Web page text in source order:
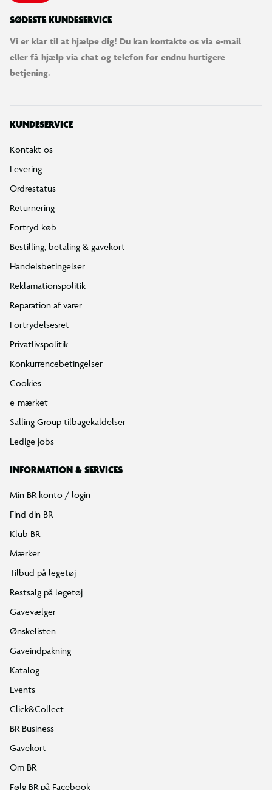
SØDESTE KUNDESERVICE
Vi er klar til at hjælpe dig! Du kan kontakte os via e-mail
eller få hjælp via chat og telefon for endnu hurtigere
betjening.
KUNDESERVICE
Kontakt os
Levering
Ordrestatus
Returnering
Fortryd køb
Bestilling, betaling & gavekort
Handelsbetingelser
Reklamationspolitik
Reparation af varer
Fortrydelsesret
Privatlivspolitik
Konkurrencebetingelser
Cookies
e-mærket
Salling Group tilbagekaldelser
Ledige jobs
INFORMATION & SERVICES
Min BR konto / login
Find din BR
Klub BR
Mærker
Tilbud på legetøj
Restsalg på legetøj
Gavevælger
Ønskelisten
Gaveindpakning
Katalog
Events
Click&Collect
BR Business
Gavekort
Om BR
Følg BR på Facebook